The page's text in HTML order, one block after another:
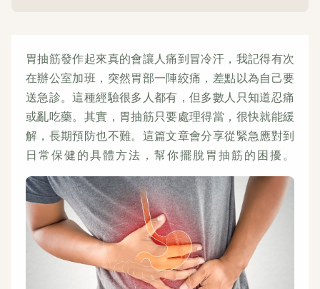
胃抽筋發作起來真的會讓人痛到冒冷汗，我記得有次
在辦公室加班，突然胃部一陣絞痛，差點以為自己要
送急診。這種經驗很多人都有，但多數人只知道忍痛
或亂吃藥。其實，胃抽筋只要處理得當，很快就能緩
解，長期預防也不難。這篇文章會分享從緊急應對到
日常保健的具體方法，幫你擺脫胃抽筋的困擾。